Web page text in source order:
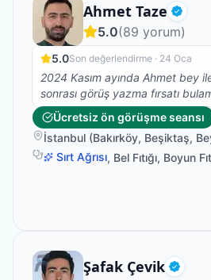
Ahmet Taze
Fizyoterapist
5.0(89 yorum)
5.0Son değerlendirme · 24 Oca
2024 Kasım ayında Ahmet bey
sonrası görüş yazma fırsatı
aklımdaydı. Gecikme için özür
orta seviyede alzheimer hastalığı
kolları bir tabağı dahi
durumdaydı ve özellikle sağ
söylemişlerdi. Ahmet bey ile yaklaşık 1-1,5 aylık çalışma
sonunda kollarını en üst
Ücretsiz ön görüşme seansı
İstanbul (Bakırköy, Beşiktaş,
Sırt Ağrısı, Bel Fıtığı, Boyun
Şafak Çevik
Fizyoterapist